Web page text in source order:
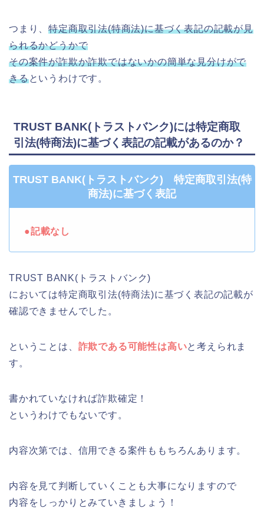
つまり、特定商取引法(特商法)に基づく表記の記載が見
られるかどうかで
その案件が詐欺か詐欺ではないかの簡単な見分けがで
きるというわけです。
TRUST BANK(トラストバンク)には特定商取
引法(特商法)に基づく表記の記載があるのか？
TRUST BANK(トラストバンク) 特定商取引法(特
商法)に基づく表記
●記載なし
TRUST BANK(トラストバンク)
においては特定商取引法(特商法)に基づく表記の記載が
確認できませんでした。
ということは、 詐欺である可能性は高いと考えられま
す。
書かれていなければ詐欺確定！
というわけでもないです。
内容次第では、信用できる案件ももちろんあります。
内容を見て判断していくことも大事になりますので
内容をしっかりとみていきましょう！